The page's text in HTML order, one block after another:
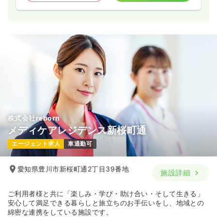
株式会社reborn
メディケアレジデンス新桜町通
エージェント求人 車通勤可
愛知県豊川市新桜町通2丁目39番地 施設詳細
ご利用者様と共に「楽しみ・学び・助け合い・そして生きる」
安心して満足できる暮らしと旅立ちのお手伝いをし、地域との
綿密な連携をしている施設です。